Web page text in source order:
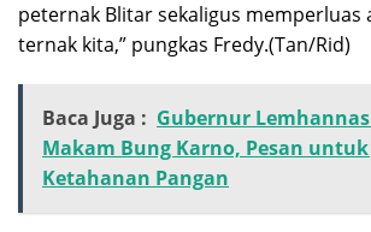
peternak Blitar sekaligus memperluas
ternak kita,” pungkas Fredy.(Tan/Rid)
Baca Juga : Gubernur
Makam Bung Karno, Pesan untuk
Ketahanan Pangan